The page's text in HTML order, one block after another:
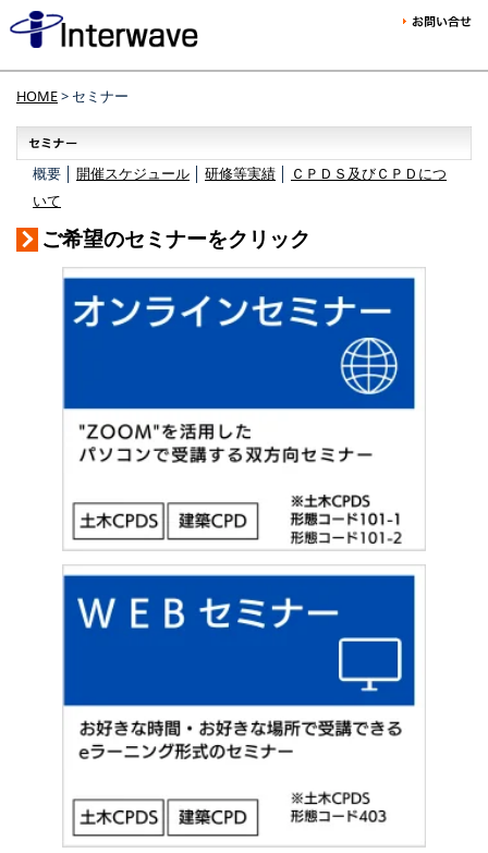
HOME> セミナー
概要 │ 開催スケジュール 研修等実績
ＣＰＤＳ及びＣＰＤにつ
いて
ご希望のセミナーをクリック